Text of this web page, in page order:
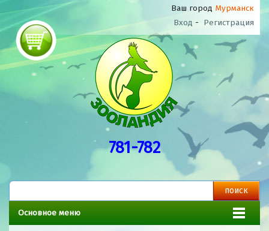
Ваш город Мурманск
Вход - Регистрация
781-782
Основное меню